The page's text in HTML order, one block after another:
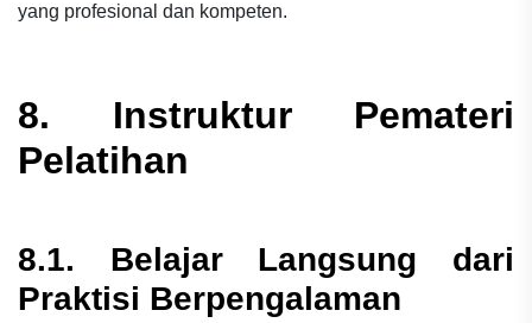
yang profesional dan kompeten.
8. Instruktur Pemateri
Pelatihan
8.1. Belajar Langsung dari
Praktisi Berpengalaman